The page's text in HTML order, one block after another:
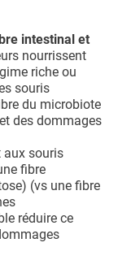
intestinal et
nourrissent
riche ou
souris
du microbiote
des dommages
aux souris
fibre
(vs une fibre
réduire ce